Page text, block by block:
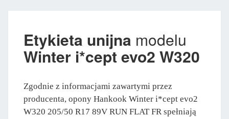
Etykieta unijna modelu
Winter i*cept evo2 W320
Zgodnie z informacjami zawartymi przez
producenta, opony Hankook Winter i*cept evo2
W320 205/50 R17 89V RUN FLAT FR spełniają